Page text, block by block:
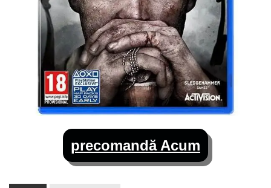
precomandă Acum